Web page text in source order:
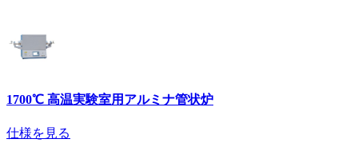
1700℃ 高温実験室用アルミナ管状炉
仕様を見る